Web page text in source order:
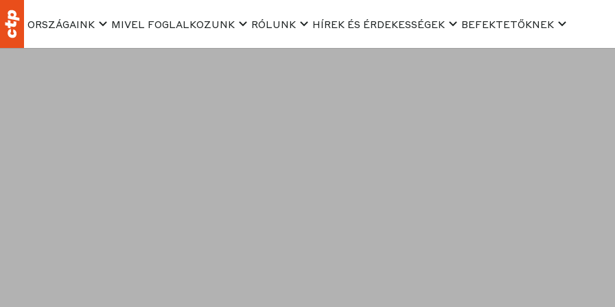
ORSZÁGAINK MIVEL FOGLALKOZUNK RÓLUNK HÍREK ÉS ÉRDEKESSÉGEK BEFEKTETŐKNEK